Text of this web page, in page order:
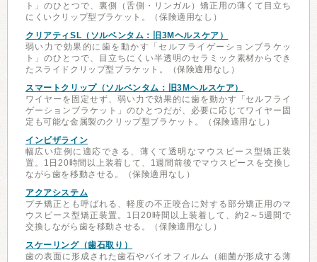
ト」のひとつで、裏側（舌側・リンガル）矯正用の薄くて目立ち
にくいクリップ型ブラケット。（保険適用なし）
クリアティSL（ソルベンタム：旧3Mヘルスケア）
弱い力で効果的に歯を動かす「セルフライゲーションブラケッ
ト」のひとつで、目立ちにくい半透明のセラミック素材からでき
たスライドクリップ型ブラケット。（保険適用なし）
スマートクリップ（ソルベンタム：旧3Mヘルスケア）
ワイヤーを固定せず、弱い力で効果的に歯を動かす「セルフライ
ゲーションブラケット」のひとつだが、必要に応じてワイヤー固
定も可能な金属製のクリップ型ブラケット。（保険適用なし）
インビザライン
幅広い症例に適応できる、薄くて透明なマウスピース型矯正装
置。1日20時間以上装着して、1週間前後でマウスピースを交換し
ながら歯を移動させる。（保険適用なし）
アクアシステム
プチ矯正とも呼ばれる、軽度の不正咬合に対する部分矯正用のマ
ウスピース型矯正装置。1日20時間以上装着して、約2～5週間で
交換しながら歯を移動させる。（保険適用なし）
スケーリング（歯石取り）
歯の表面に形成された歯石やバイオフィルム（細菌が形成する薄